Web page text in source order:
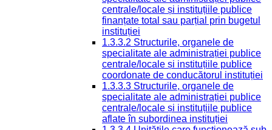
centrale/locale și instituțiile publice
finanțate total sau parțial prin bugetul
instituției
1.3.3.2 Structurile, organele de
specialitate ale administrației publice
centrale/locale și instituțiile publice
coordonate de conducătorul instituției
1.3.3.3 Structurile, organele de
specialitate ale administrației publice
centrale/locale și instituțiile publice
aflate în subordinea instituției